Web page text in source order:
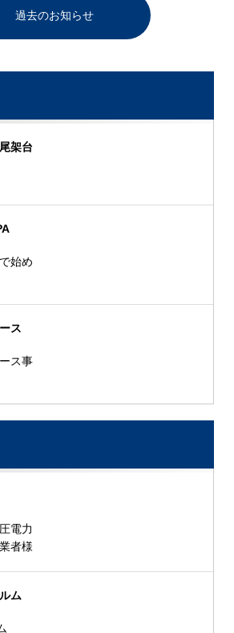
過去のお知らせ
架台
始め
ス
ス事
電力
者様
ム